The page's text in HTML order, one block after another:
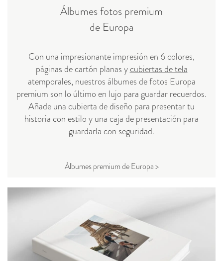
Álbumes fotos premium
de Europa
Con una impresionante impresión en 6 colores,
páginas de cartón planas ycubiertas de tela
atemporales, nuestros álbumes de fotos Europa
premium son lo último en lujo para guardar recuerdos.
Añade una cubierta de diseño para presentar tu
historia con estilo y una caja de presentación para
guardarla con seguridad.
Álbumes premium de Europa >